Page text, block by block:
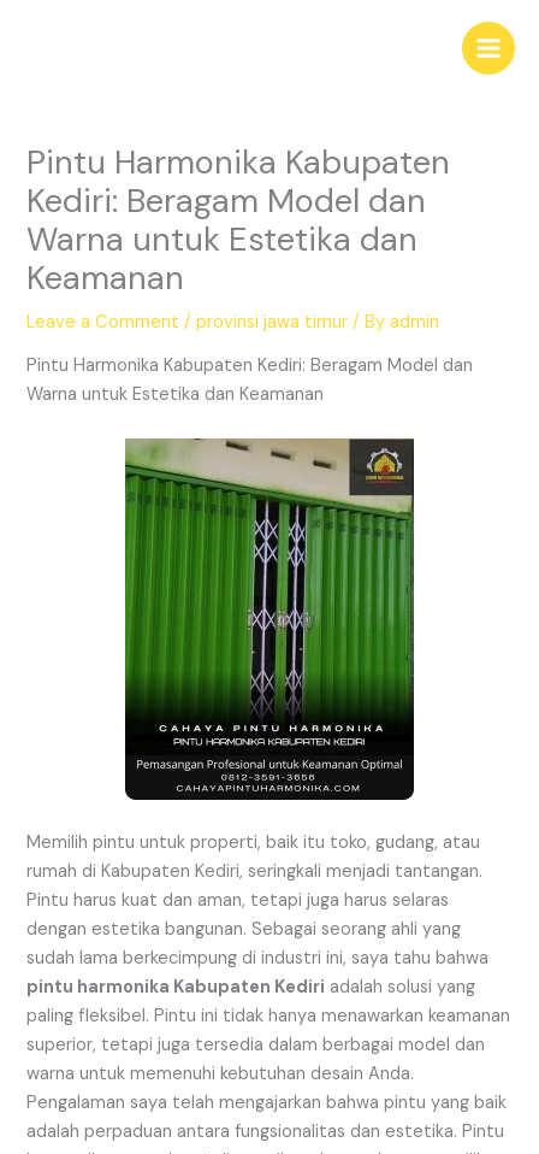
Main
Pintu Harmonika Kabupaten
Kediri: Beragam Model dan
Warna untuk Estetika dan
Keamanan
Leave a Comment /provinsi jawa timur / Byadmin
Pintu Harmonika Kabupaten Kediri: Beragam Model dan
Warna untuk Estetika dan Keamanan
Memilih pintu untuk properti, baik itu toko, gudang, atau
rumah di Kabupaten Kediri, seringkali menjadi tantangan.
Pintu harus kuat dan aman, tetapi juga harus selaras
dengan estetika bangunan. Sebagai seorang ahli yang
sudah lama berkecimpung di industri ini, saya tahu bahwa
pintu harmonika Kabupaten Kediri adalah solusi yang
paling fleksibel. Pintu ini tidak hanya menawarkan keamanan
superior, tetapi juga tersedia dalam berbagai model dan
warna untuk memenuhi kebutuhan desain Anda.
Pengalaman saya telah mengajarkan bahwa pintu yang baik
adalah perpaduan antara fungsionalitas dan estetika. Pintu